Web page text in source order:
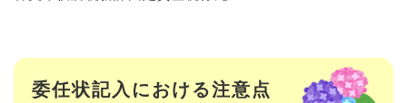
委任状記入における注意点